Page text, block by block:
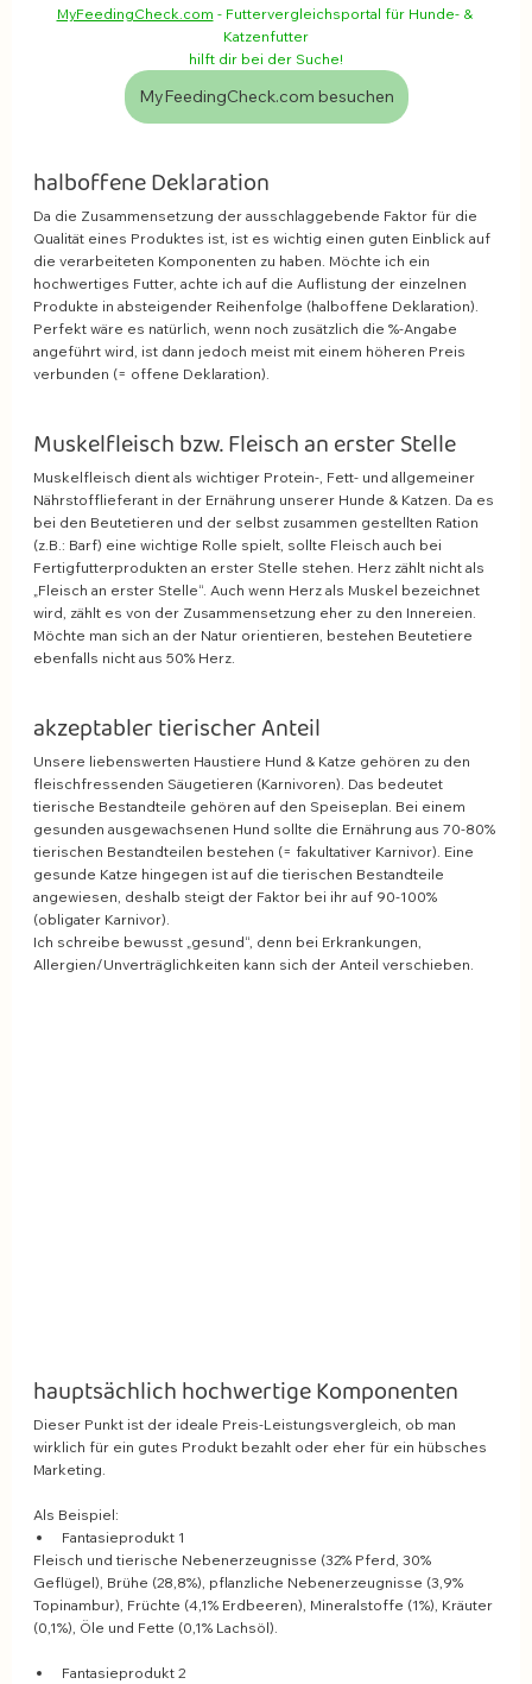
MyFeedingCheck.com - Futtervergleichsportal für Hunde- &
Katzenfutter
hilft dir bei der Suche!
MyFeedingCheck.com besuchen
halboffene Deklaration
Da die Zusammensetzung der ausschlaggebende Faktor für die
Qualität eines Produktes ist, ist es wichtig einen guten Einblick auf
die verarbeiteten Komponenten zu haben. Möchte ich ein
hochwertiges Futter, achte ich auf die Auflistung der einzelnen
Produkte in absteigender Reihenfolge (halboffene Deklaration).
Perfekt wäre es natürlich, wenn noch zusätzlich die %-Angabe
angeführt wird, ist dann jedoch meist mit einem höheren Preis
verbunden (= offene Deklaration).
Muskelfleisch bzw. Fleisch an erster Stelle
Muskelfleisch dient als wichtiger Protein-, Fett- und allgemeiner
Nährstofflieferant in der Ernährung unserer Hunde & Katzen. Da es
bei den Beutetieren und der selbst zusammen gestellten Ration
(z.B.: Barf) eine wichtige Rolle spielt, sollte Fleisch auch bei
Fertigfutterprodukten an erster Stelle stehen. Herz zählt nicht als
„Fleisch an erster Stelle“. Auch wenn Herz als Muskel bezeichnet
wird, zählt es von der Zusammensetzung eher zu den Innereien.
Möchte man sich an der Natur orientieren, bestehen Beutetiere
ebenfalls nicht aus 50% Herz.
akzeptabler tierischer Anteil
Unsere liebenswerten Haustiere Hund & Katze gehören zu den
fleischfressenden Säugetieren (Karnivoren). Das bedeutet
tierische Bestandteile gehören auf den Speiseplan. Bei einem
gesunden ausgewachsenen Hund sollte die Ernährung aus 70-80%
tierischen Bestandteilen bestehen (= fakultativer Karnivor). Eine
gesunde Katze hingegen ist auf die tierischen Bestandteile
angewiesen, deshalb steigt der Faktor bei ihr auf 90-100%
(obligater Karnivor).
Ich schreibe bewusst „gesund“, denn bei Erkrankungen,
Allergien/Unverträglichkeiten kann sich der Anteil verschieben.
hauptsächlich hochwertige Komponenten
Dieser Punkt ist der ideale Preis-Leistungsvergleich, ob man
wirklich für ein gutes Produkt bezahlt oder eher für ein hübsches
Marketing.
Als Beispiel:
Fantasieprodukt 1
Fleisch und tierische Nebenerzeugnisse (32% Pferd, 30%
Geflügel), Brühe (28,8%), pflanzliche Nebenerzeugnisse (3,9%
Topinambur), Früchte (4,1% Erdbeeren), Mineralstoffe (1%), Kräuter
(0,1%), Öle und Fette (0,1% Lachsöl).
Fantasieprodukt 2